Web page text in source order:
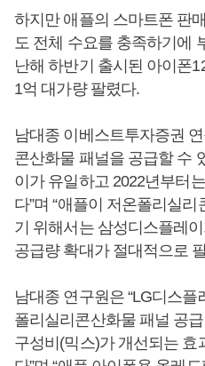
하지만 애플의 스마트폰 판
도 전체 수요를 충족하기에
난해 하반기 출시된 아이폰
1억 대가량 팔렸다.
남대종 이베스트투자증권
콘산화물 패널을 공급할 수
이가 유일하고 2022년부터
다”며 “애플이 저온폴리실
기 위해서는 삼성디스플레
공급량 확대가 절대적으로
남대종 연구원은 “LG디스
폴리실리콘산화물 패널 공
구성비(믹스)가 개선되는 효